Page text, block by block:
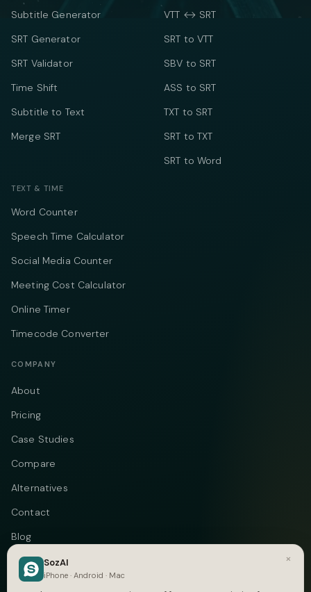
Subtitle Generator
SRT Generator
SRT Validator
Time Shift
Subtitle to Text
Merge SRT
VTT ↔ SRT
SRT to VTT
SBV to SRT
ASS to SRT
TXT to SRT
SRT to TXT
SRT to Word
TEXT & TIME
Word Counter
Speech Time Calculator
Social Media Counter
Meeting Cost Calculator
Online Timer
Timecode Converter
COMPANY
About
Pricing
Case Studies
Compare
Alternatives
Contact
Blog
Privacy
Terms
×
SozAI
iPhone · Android · Mac